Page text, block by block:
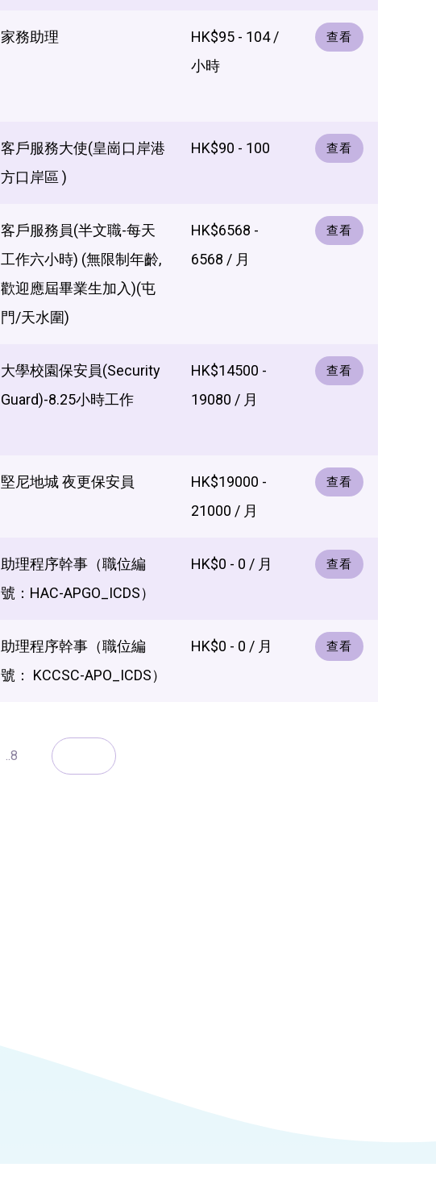
家務助理
HK$95 - 104 /
小時
查看
客戶服務大使(皇崗口岸港
方口岸區 )
HK$90 - 100 查看
客戶服務員(半文職-每天
工作六小時) (無限制年齡,
歡迎應屆畢業生加入)(屯
門/天水圍)
HK$6568 -
6568 / 月
查看
大學校園保安員(Security
Guard)-8.25小時工作
HK$14500 -
19080 / 月
查看
堅尼地城 夜更保安員
HK$19000 -
21000 / 月
查看
助理程序幹事（職位編
號：HAC-APGO_ICDS）
HK$0 - 0 / 月 查看
助理程序幹事（職位編
號： KCCSC-APO_ICDS）
HK$0 - 0 / 月 查看
..8